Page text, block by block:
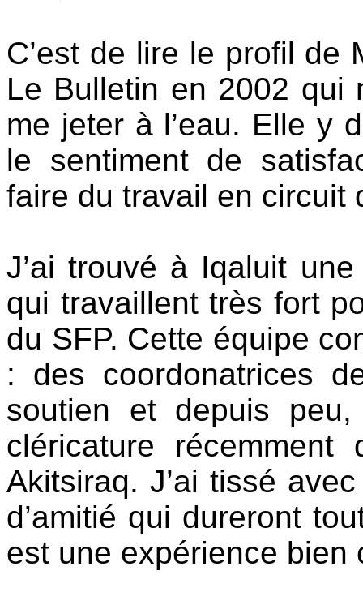
C’est de lire le profil de
Le Bulletin en 2002 qui
me jeter à l’eau. Elle y
le sentiment de
faire du travail en circuit
J’ai trouvé à Iqaluit
qui travaillent très fort
du SFP. Cette équipe
: des coordonatrices
soutien et depuis
cléricature
Akitsiraq. J’ai tissé
d’amitié qui dureront
est une expérience bien